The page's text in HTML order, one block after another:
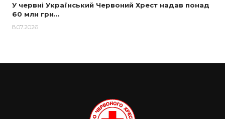
У червні Український Червоний Хрест надав понад
60 млн грн…
8.07.2026